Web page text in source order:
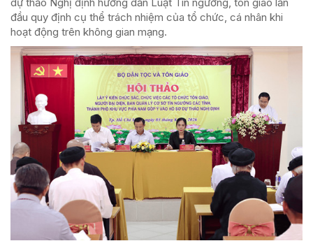
đầu quy định cụ thể trách nhiệm của tổ chức, cá nhân khi
hoạt động trên không gian mạng.